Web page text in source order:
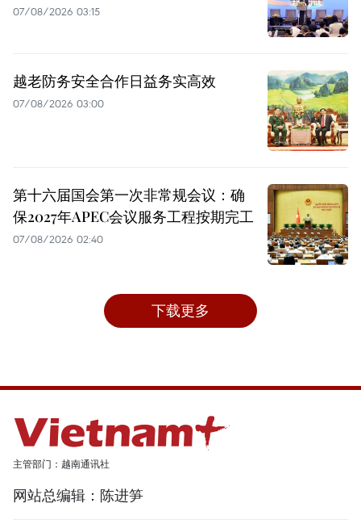
07/08/2026 03:15
越老防务安全合作日益务实高效
07/08/2026 03:00
第十六届国会第一次非常规会议：确
保2027年APEC会议服务工程按期完工
07/08/2026 02:40
下载更多
主管部门：越南通讯社
网站总编辑：陈进笋